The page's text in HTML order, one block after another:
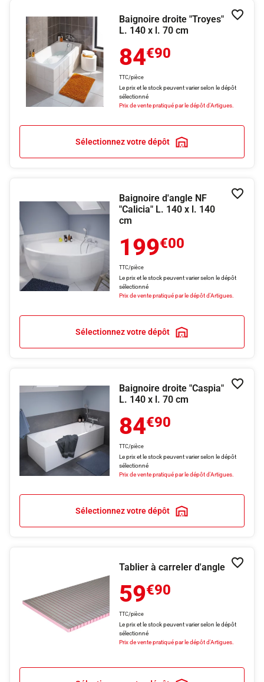
Baignoire droite "Troyes"
L. 140 x l. 70 cm
84€90
TTC/pièce
Le prix et le stock peuvent varier selon le dépôt
sélectionné
Prix de vente pratiqué par le dépôt d'Artigues.
Sélectionnez votre dépôt
Baignoire d'angle NF
"Calicia" L. 140 x l. 140
cm
199€00
TTC/pièce
Le prix et le stock peuvent varier selon le dépôt
sélectionné
Prix de vente pratiqué par le dépôt d'Artigues.
Sélectionnez votre dépôt
Baignoire droite "Caspia"
L. 140 x l. 70 cm
84€90
TTC/pièce
Le prix et le stock peuvent varier selon le dépôt
sélectionné
Prix de vente pratiqué par le dépôt d'Artigues.
Sélectionnez votre dépôt
Tablier à carreler d'angle
59€90
TTC/pièce
Le prix et le stock peuvent varier selon le dépôt
sélectionné
Prix de vente pratiqué par le dépôt d'Artigues.